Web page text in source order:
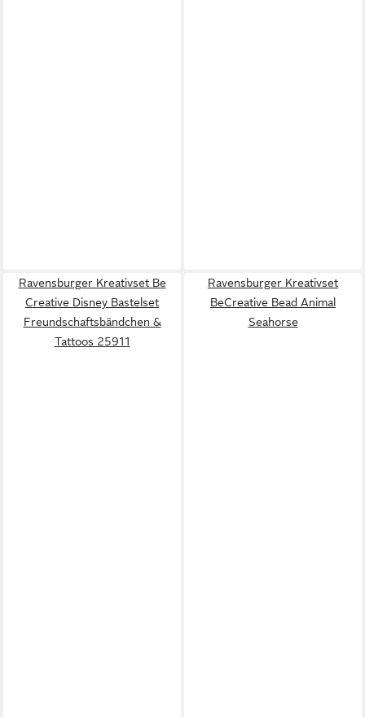
Ravensburger Kreativset Be
Creative Disney Bastelset
Freundschaftsbändchen &
Tattoos 25911
Ravensburger Kreativset
BeCreative Bead Animal
Seahorse